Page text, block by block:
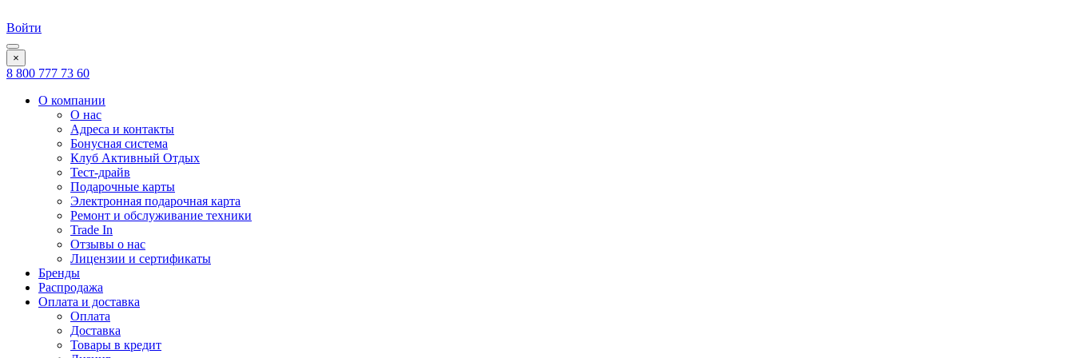
Войти
×
8 800 777 73 60
О компании
О нас
Адреса и контакты
Бонусная система
Клуб Активный Отдых
Тест-драйв
Подарочные карты
Электронная подарочная карта
Ремонт и обслуживание техники
Trade In
Отзывы о нас
Лицензии и сертификаты
Бренды
Распродажа
Оплата и доставка
Оплата
Доставка
Товары в кредит